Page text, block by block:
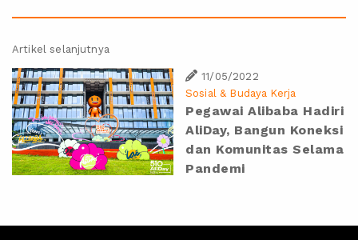
Artikel selanjutnya
11/05/2022
Sosial & Budaya Kerja
Pegawai Alibaba Hadiri
AliDay, Bangun Koneksi
dan Komunitas Selama
Pandemi